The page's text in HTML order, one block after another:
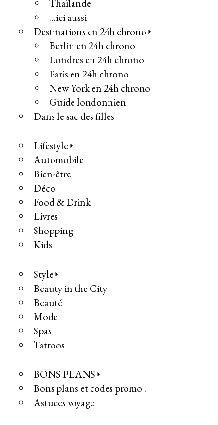
Thaïlande
…ici aussi
Destinations en 24h chrono
Berlin en 24h chrono
Londres en 24h chrono
Paris en 24h chrono
New York en 24h chrono
Guide londonnien
Dans le sac des filles
Lifestyle
Automobile
Bien-être
Déco
Food & Drink
Livres
Shopping
Kids
Style
Beauty in the City
Beauté
Mode
Spas
Tattoos
BONS PLANS
Bons plans et codes promo !
Astuces voyage